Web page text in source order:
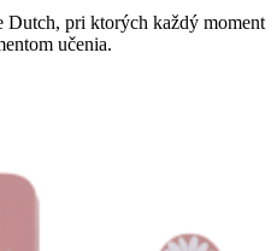
Dutch, pri ktorých každý moment
učenia.